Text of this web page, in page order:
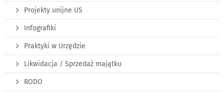
Projekty unijne US
Infografiki
Praktyki w Urzędzie
Likwidacja / Sprzedaż majątku
RODO